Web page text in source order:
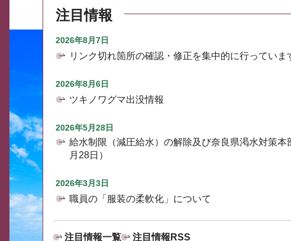
注目情報
2026年8月7日
リンク切れ箇所の確認・修正を集中的に行っていま
2026年8月6日
ツキノワグマ出没情報
2026年5月28日
給水制限（減圧給水）の解除及び奈良県渇水対策本
月28日）
2026年3月3日
職員の「服装の柔軟化」について
注目情報一覧 注目情報RSS